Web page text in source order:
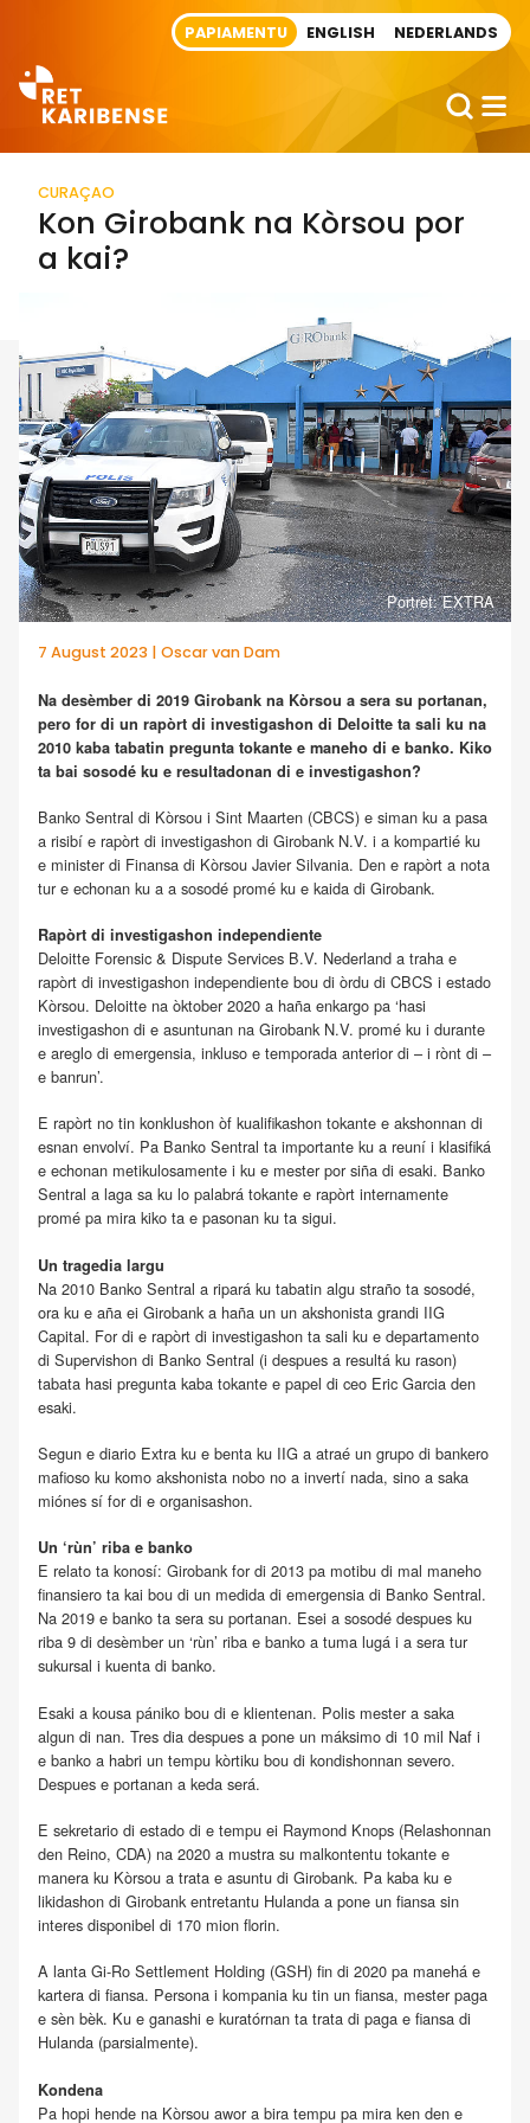
PAPIAMENTU ENGLISH NEDERLANDS
CURAÇAO
Kon Girobank na Kòrsou por
a kai?
Portrèt: EXTRA
7 August 2023 | Oscar van Dam
Na desèmber di 2019 Girobank na Kòrsou a sera su portanan,
pero for di un rapòrt di investigashon di Deloitte ta sali ku na
2010 kaba tabatin pregunta tokante e maneho di e banko. Kiko
ta bai sosodé ku e resultadonan di e investigashon?
Banko Sentral di Kòrsou i Sint Maarten (CBCS) e siman ku a pasa
a risibí e rapòrt di investigashon di Girobank N.V. i a kompartié ku
e minister di Finansa di Kòrsou Javier Silvania. Den e rapòrt a nota
tur e echonan ku a a sosodé promé ku e kaida di Girobank.
Rapòrt di investigashon independiente
Deloitte Forensic & Dispute Services B.V. Nederland a traha e
rapòrt di investigashon independiente bou di òrdu di CBCS i estado
Kòrsou. Deloitte na òktober 2020 a haña enkargo pa ‘hasi
investigashon di e asuntunan na Girobank N.V. promé ku i durante
e areglo di emergensia, inkluso e temporada anterior di – i rònt di –
e banrun’.
E rapòrt no tin konklushon òf kualifikashon tokante e akshonnan di
esnan envolví. Pa Banko Sentral ta importante ku a reuní i klasifiká
e echonan metikulosamente i ku e mester por siña di esaki. Banko
Sentral a laga sa ku lo palabrá tokante e rapòrt internamente
promé pa mira kiko ta e pasonan ku ta sigui.
Un tragedia largu
Na 2010 Banko Sentral a ripará ku tabatin algu straño ta sosodé,
ora ku e aña ei Girobank a haña un un akshonista grandi IIG
Capital. For di e rapòrt di investigashon ta sali ku e departamento
di Supervishon di Banko Sentral (i despues a resultá ku rason)
tabata hasi pregunta kaba tokante e papel di ceo Eric Garcia den
esaki.
Segun e diario Extra ku e benta ku IIG a atraé un grupo di bankero
mafioso ku komo akshonista nobo no a invertí nada, sino a saka
miónes sí for di e organisashon.
Un ‘rùn’ riba e banko
E relato ta konosí: Girobank for di 2013 pa motibu di mal maneho
finansiero ta kai bou di un medida di emergensia di Banko Sentral.
Na 2019 e banko ta sera su portanan. Esei a sosodé despues ku
riba 9 di desèmber un ‘rùn’ riba e banko a tuma lugá i a sera tur
sukursal i kuenta di banko.
Esaki a kousa pániko bou di e klientenan. Polis mester a saka
algun di nan. Tres dia despues a pone un máksimo di 10 mil Naf i
e banko a habri un tempu kòrtiku bou di kondishonnan severo.
Despues e portanan a keda será.
E sekretario di estado di e tempu ei Raymond Knops (Relashonnan
den Reino, CDA) na 2020 a mustra su malkontentu tokante e
manera ku Kòrsou a trata e asuntu di Girobank. Pa kaba ku e
likidashon di Girobank entretantu Hulanda a pone un fiansa sin
interes disponibel di 170 mion florin.
A lanta Gi-Ro Settlement Holding (GSH) fin di 2020 pa manehá e
kartera di fiansa. Persona i kompania ku tin un fiansa, mester paga
e sèn bèk. Ku e ganashi e kuratórnan ta trata di paga e fiansa di
Hulanda (parsialmente).
Kondena
Pa hopi hende na Kòrsou awor a bira tempu pa mira ken den e